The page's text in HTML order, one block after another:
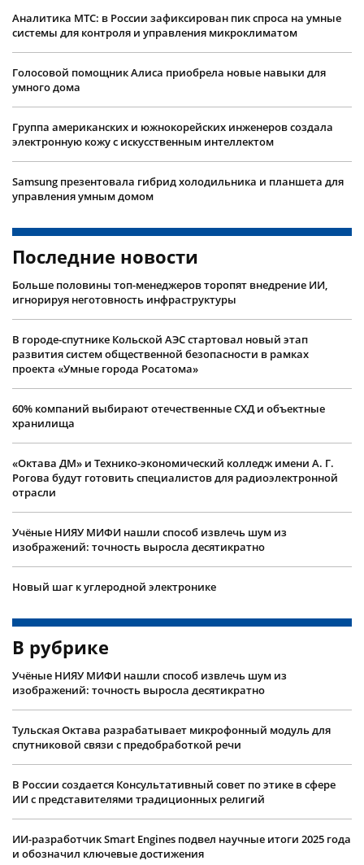
Аналитика МТС: в России зафиксирован пик спроса на умные
системы для контроля и управления микроклиматом
Голосовой помощник Алиса приобрела новые навыки для
умного дома
Группа американских и южнокорейских инженеров создала
электронную кожу с искусственным интеллектом
Samsung презентовала гибрид холодильника и планшета для
управления умным домом
Последние новости
Больше половины топ-менеджеров торопят внедрение ИИ,
игнорируя неготовность инфраструктуры
В городе-спутнике Кольской АЭС стартовал новый этап
развития систем общественной безопасности в рамках
проекта «Умные города Росатома»
60% компаний выбирают отечественные СХД и объектные
хранилища
«Октава ДМ» и Технико-экономический колледж имени А. Г.
Рогова будут готовить специалистов для радиоэлектронной
отрасли
Учëные НИЯУ МИФИ нашли способ извлечь шум из
изображений: точность выросла десятикратно
Новый шаг к углеродной электронике
В рубрике
Учëные НИЯУ МИФИ нашли способ извлечь шум из
изображений: точность выросла десятикратно
Тульская Октава разрабатывает микрофонный модуль для
спутниковой связи с предобработкой речи
В России создается Консультативный совет по этике в сфере
ИИ с представителями традиционных религий
ИИ-разработчик Smart Engines подвел научные итоги 2025 года
и обозначил ключевые достижения